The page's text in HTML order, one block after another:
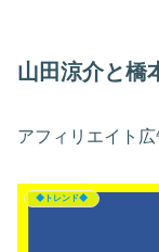
山田涼介と橋
アフィリエイト広
◆トレンド◆